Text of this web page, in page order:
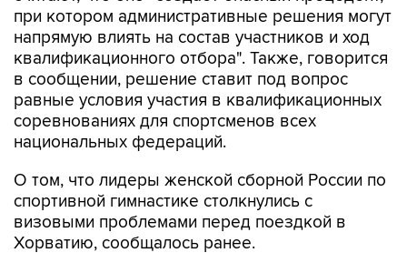
квалификационного отбора". Также, говорится
в сообщении, решение ставит под вопрос
равные условия участия в квалификационных
соревнованиях для спортсменов всех
национальных федераций.
О том, что лидеры женской сборной России по
визовыми проблемами перед поездкой в
Хорватию, сообщалось ранее.
ЧЕ в Загребе пройдет с 13 по 23 августа и